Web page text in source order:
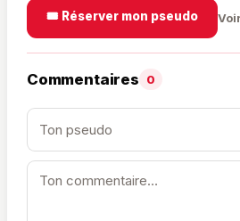
🎟️ Réserver mon pseudo
Commentaires 0